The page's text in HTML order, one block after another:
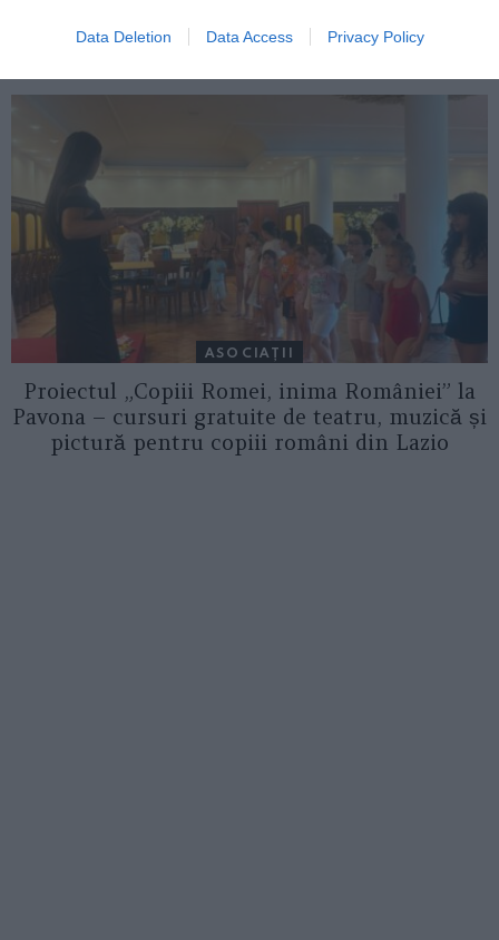
Data Deletion Data Access Privacy Policy
Concursul Miss Badante 2026: informații
despre înscrieri și participare
ASOCIAŢII
Proiectul „Copiii Romei, inima României” la
Pavona – cursuri gratuite de teatru, muzică și
pictură pentru copiii români din Lazio